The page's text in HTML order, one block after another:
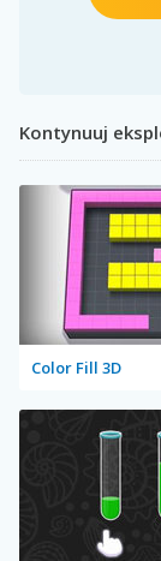
Kontynuuj
Color Fill 3D